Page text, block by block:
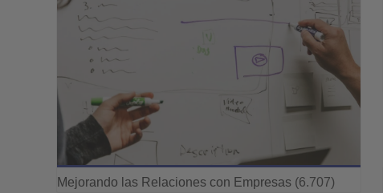
Mejorando las Relaciones con Empresas (6.707)